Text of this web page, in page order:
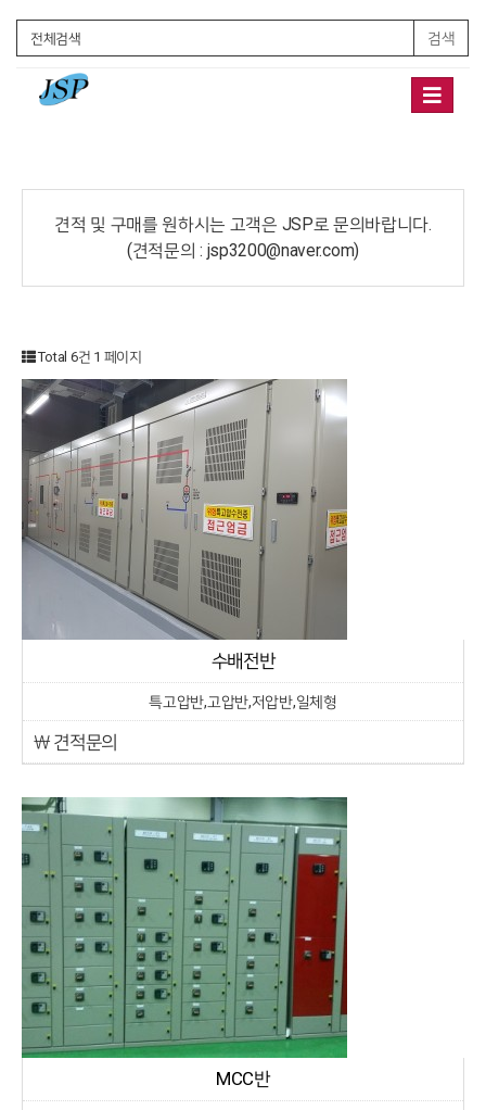
검색
Toggle
navigation
견적 및 구매를 원하시는 고객은 JSP로 문의바랍니다.
(견적문의 : jsp3200@naver.com)
Total 6건 1 페이지
수배전반
특고압반,고압반,저압반,일체형
￦ 견적문의
MCC반